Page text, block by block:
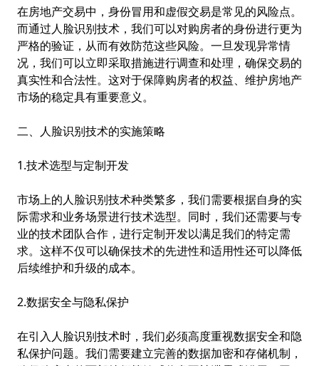
在房地产交易中，身份冒用和虚假交易是常见的风险点。
而通过人脸识别技术，我们可以对购房者的身份进行更为
严格的验证，从而有效防范这些风险。一旦发现异常情
况，我们可以立即采取措施进行调查和处理，确保交易的
真实性和合法性。这对于保障购房者的权益、维护房地产
市场的稳定具有重要意义。
二、人脸识别技术的实施策略
1.技术选型与定制开发
市场上的人脸识别技术种类繁多，我们需要根据自身的实
际需求和业务场景进行技术选型。同时，我们还需要与专
业的技术团队合作，进行定制开发以满足我们的特定需
求。这样不仅可以确保技术的先进性和适用性还可以降低
后续维护和升级的成本。
2.数据安全与隐私保护
在引入人脸识别技术时，我们必须高度重视数据安全和隐
私保护问题。我们需要建立完善的数据加密和存储机制，